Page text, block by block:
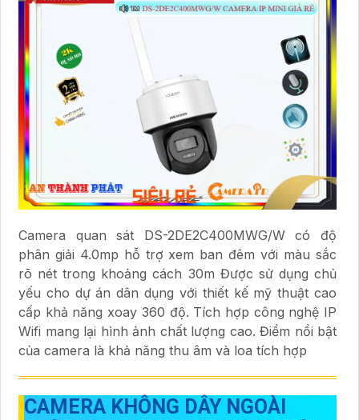
Camera quan sát DS-2DE2C400MWG/W có độ
phân giải 4.0mp hỗ trợ xem ban đêm với màu sắc
rõ nét trong khoảng cách 30m Được sử dụng chủ
yếu cho dự án dân dụng với thiết kế mỹ thuật cao
cấp khả năng xoay 360 độ. Tích hợp công nghệ IP
Wifi mang lại hình ảnh chất lượng cao. Điểm nổi bật
của camera là khả năng thu âm và loa tích hợp
CAMERA KHÔNG DÂY NGOÀI